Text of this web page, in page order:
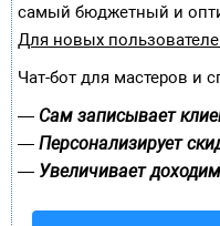
самый бюджетный и
Для новых
Чат-бот для мастеров и
— Сам записывает
— Персонализирует
— Увеличивает